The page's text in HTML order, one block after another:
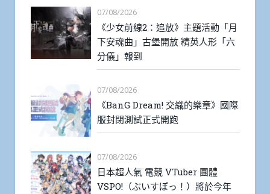
07/08/2026
《少女前線2：追放》主題活動「月
下安魂曲」古堡開放 精英人形「六
分儀」報到
07/08/2026
《BanG Dream! 交織的樂章》國際
服封閉測試正式開跑
07/08/2026
日本超人氣 電競 VTuber 團體
VSPO!（ぶいすぽっ！）將於今年